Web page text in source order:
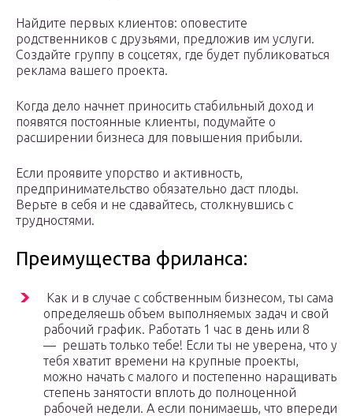
Найдите первых клиентов: оповестите
родственников с друзьями, предложив им услуги.
Создайте группу в соцсетях, где будет публиковаться
реклама вашего проекта.
Когда дело начнет приносить стабильный доход и
появятся постоянные клиенты, подумайте о
расширении бизнеса для повышения прибыли.
Если проявите упорство и активность,
предпринимательство обязательно даст плоды.
Верьте в себя и не сдавайтесь, столкнувшись с
трудностями.
Преимущества фриланса:
Как и в случае с собственным бизнесом, ты сама
определяешь объем выполняемых задач и свой
рабочий график. Работать 1 час в день или 8
— решать только тебе! Если ты не уверена, что у
тебя хватит времени на крупные проекты,
можно начать с малого и постепенно наращивать
степень занятости вплоть до полноценной
рабочей недели. А если понимаешь, что впереди